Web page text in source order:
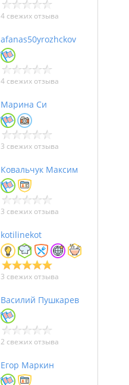
4 свежих отзыва
afanas50yrozhckov
4 свежих отзыва
Марина Си
3 свежих отзыва
Ковальчук Максим
3 свежих отзыва
kotilinekot
3 свежих отзыва
Василий Пушкарев
2 свежих отзыва
Егор Маркин